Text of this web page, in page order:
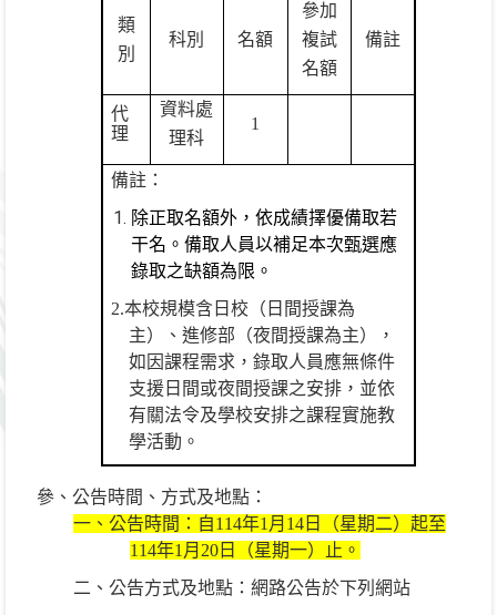
類
別
科別 名額
參加
複試
名額
備註
代
理
資料處
理科
1
備註：
除正取名額外，依成績擇優備取若
干名。備取人員以補足本次甄選應
錄取之缺額為限。
2.本校規模含日校（日間授課為
主）、進修部（夜間授課為主），
如因課程需求，錄取人員應無條件
支援日間或夜間授課之安排，並依
有關法令及學校安排之課程實施教
學活動。
參、公告時間、方式及地點：
一、公告時間：自114年1 月 14日（星期二）起至
114年1 月 20 日（星期一）止。
二、公告方式及地點：網路公告於下列網站